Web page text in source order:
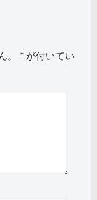
。 *が付いてい